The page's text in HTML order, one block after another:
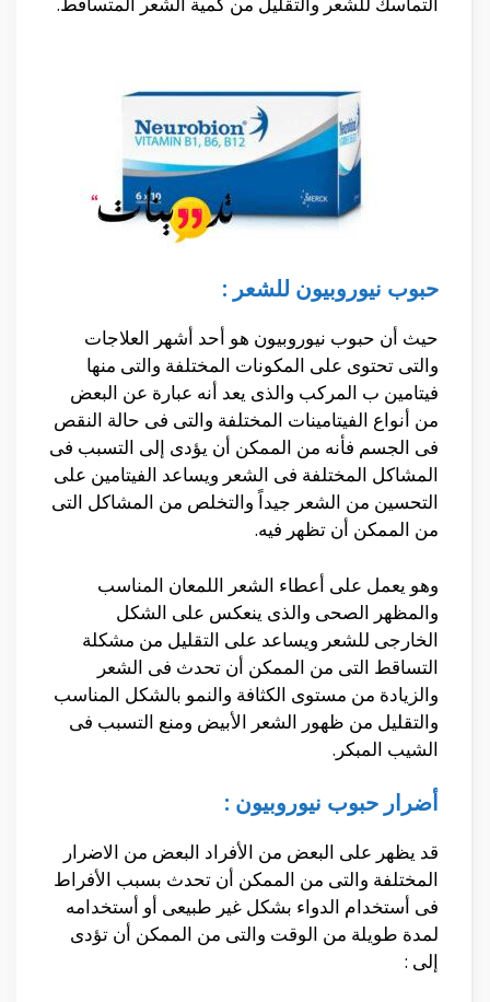
حبوب نيوروبيون للشعر :
حيث أن حبوب نيوروبيون هو أحد أشهر العلاجات
والتى تحتوى على المكونات المختلفة والتى منها
فيتامين ب المركب والذى يعد أنه عبارة عن البعض
من أنواع الفيتامينات المختلفة والتى فى حالة النقص
فى الجسم فأنه من الممكن أن يؤدى إلى التسبب فى
المشاكل المختلفة فى الشعر ويساعد الفيتامين على
التحسين من الشعر جيداً والتخلص من المشاكل التى
من الممكن أن تظهر فيه.
وهو يعمل على أعطاء الشعر اللمعان المناسب
والمظهر الصحى والذى ينعكس على الشكل
الخارجى للشعر ويساعد على التقليل من مشكلة
التساقط التى من الممكن أن تحدث فى الشعر
والزيادة من مستوى الكثافة والنمو بالشكل المناسب
والتقليل من ظهور الشعر الأبيض ومنع التسبب فى
الشيب المبكر.
أضرار حبوب نيوروبيون :
قد يظهر على البعض من الأفراد البعض من الاضرار
المختلفة والتى من الممكن أن تحدث بسبب الأفراط
فى أستخدام الدواء بشكل غير طبيعى أو أستخدامه
لمدة طويلة من الوقت والتى من الممكن أن تؤدى
إلى :